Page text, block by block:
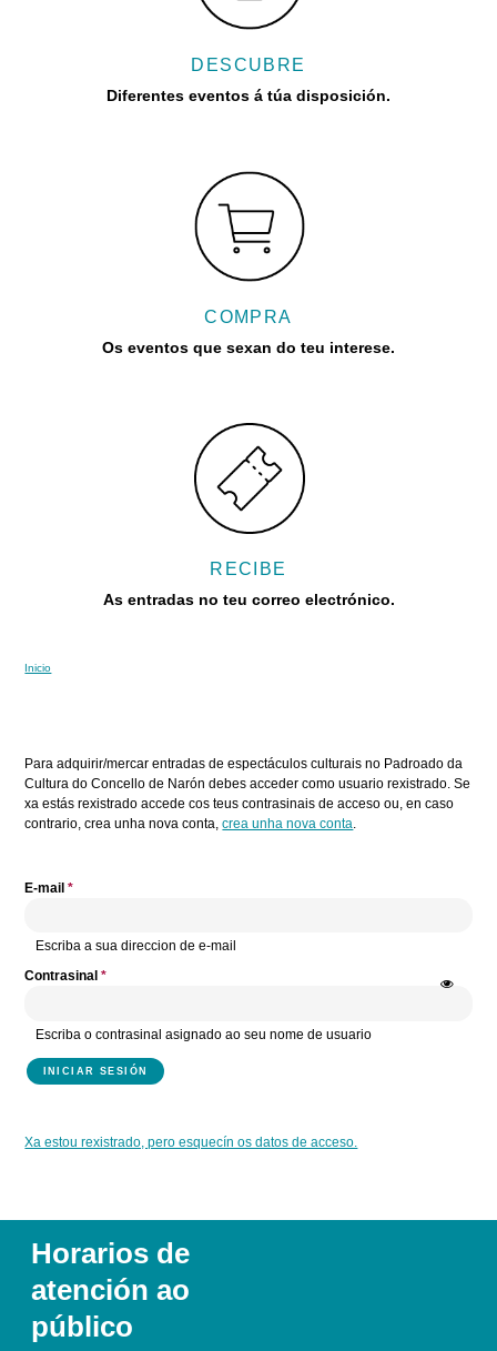
DESCUBRE
Diferentes eventos á túa disposición.
COMPRA
Os eventos que sexan do teu interese.
RECIBE
As entradas no teu correo electrónico.
Vostede está aquí
Inicio
Para adquirir/mercar entradas de espectáculos culturais no Padroado da
Cultura do Concello de Narón debes acceder como usuario rexistrado. Se
xa estás rexistrado accede cos teus contrasinais de acceso ou, en caso
contrario, crea unha nova conta,crea unha nova conta
E-mail*
Escriba a sua direccion de e-mail
Contrasinal*
Escriba o contrasinal asignado ao seu nome de usuario
Xa estou rexistrado, pero esquecín os datos de acceso.
Horarios de
atención ao
público